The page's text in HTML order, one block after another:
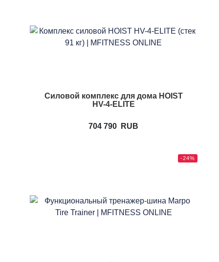
Силовой комплекс для дома HOIST
HV-4-ELITE
704 790 RUB
-24%